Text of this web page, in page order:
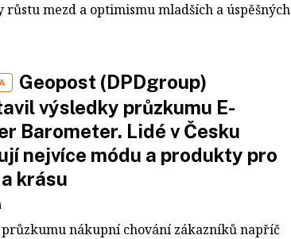
růstu mezd a optimismu mladších a úspěšných
Geopost (DPDgroup)
výsledky průzkumu E-
Barometer. Lidé v Česku
nejvíce módu a produkty pro
krásu
nákupní chování zákazníků napříč